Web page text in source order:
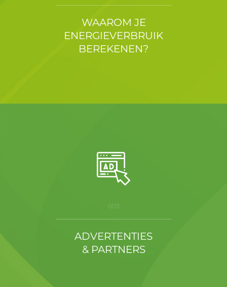
WAAROM JE
ENERGIEVERBRUIK
BEREKENEN?
003
ADVERTENTIES
& PARTNERS